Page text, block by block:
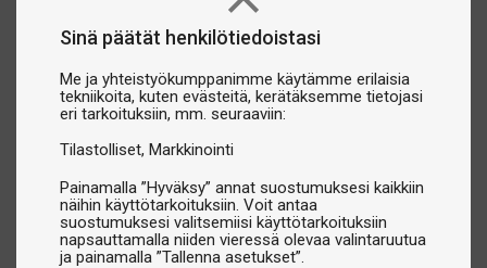
Sinä päätät henkilötiedoistasi
Me ja yhteistyökumppanimme käytämme erilaisia
tekniikoita, kuten evästeitä, kerätäksemme tietojasi
eri tarkoituksiin, mm. seuraaviin:
Tilastolliset Markkinointi
Painamalla ”Hyväksy” annat suostumuksesi kaikkiin
näihin käyttötarkoituksiin. Voit antaa
suostumuksesi valitsemiisi käyttötarkoituksiin
napsauttamalla niiden vieressä olevaa valintaruutua
ja painamalla ”Tallenna asetukset”.